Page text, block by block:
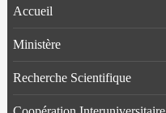
Accueil
Ministère
Recherche Scientifique